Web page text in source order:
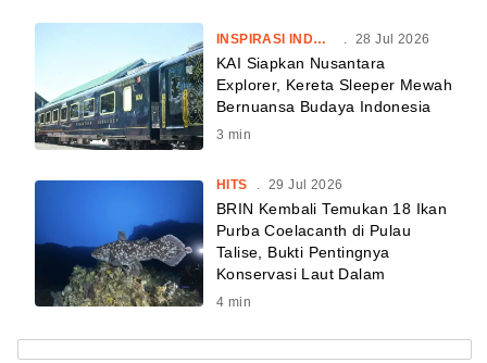
INSPIRASI INDONESIA 28 Jul 2026
KAI Siapkan Nusantara
Explorer, Kereta Sleeper Mewah
Bernuansa Budaya Indonesia
3 min
HITS 29 Jul 2026
BRIN Kembali Temukan 18 Ikan
Purba Coelacanth di Pulau
Talise, Bukti Pentingnya
Konservasi Laut Dalam
4 min